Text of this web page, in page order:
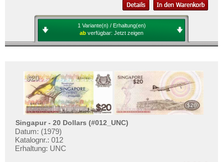
1 Variante(n) / Erhaltung(en)
ab verfügbar: Jetzt zeigen
Singapur - 20 Dollars (#012_UNC)
Datum: (1979)
Katalognr.: 012
Erhaltung: UNC